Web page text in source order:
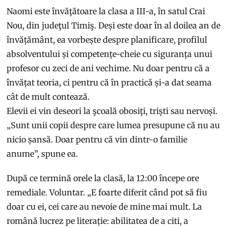
Naomi este învăţătoare la clasa a III-a, în satul Crai
Nou, din judeţul Timiş. Deși este doar în al doilea an de
învățământ, ea vorbește despre planificare, profilul
absolventului și competențe-cheie cu siguranța unui
profesor cu zeci de ani vechime. Nu doar pentru că a
învățat teoria, ci pentru că în practică și-a dat seama
cât de mult contează.
Elevii ei vin deseori la şcoală obosiţi, triști sau nervoși.
„Sunt unii copii despre care lumea presupune că nu au
nicio șansă. Doar pentru că vin dintr-o familie
anume”, spune ea.
După ce termină orele la clasă, la 12:00 începe ore
remediale. Voluntar. „E foarte diferit când pot să fiu
doar cu ei, cei care au nevoie de mine mai mult. La
română lucrez pe literație: abilitatea de a citi, a